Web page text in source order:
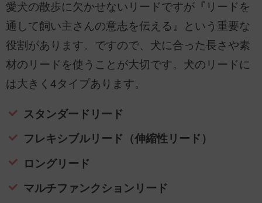
愛犬の散歩に欠かせないリードですが『リードを
通して飼い主さんの意志を伝える』という重要な
役割があります。ですので、犬に合った長さや素
材のリードを使うことが大切です。犬のリードに
は大きく4タイプあります。
スタンダードリード
フレキシブルリード（伸縮性リード）
ロングリード
マルチファンクションリード